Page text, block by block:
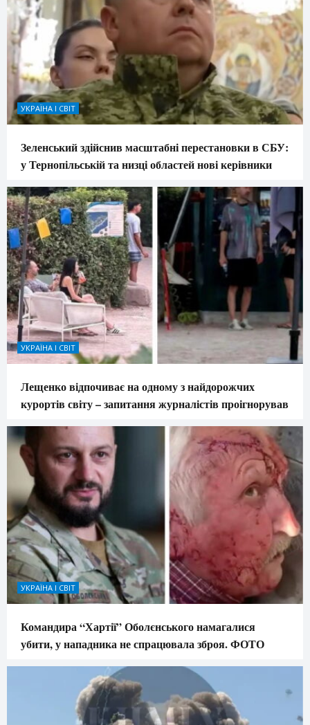
УКРАЇНА І СВІТ
Зеленський здійснив масштабні перестановки в СБУ:
у Тернопільській та низці областей нові керівники
УКРАЇНА І СВІТ
Лещенко відпочиває на одному з найдорожчих
курортів світу – запитання журналістів проігнорував
УКРАЇНА І СВІТ
Командира “Хартії” Оболєнського намагалися
убити, у нападника не спрацювала зброя. ФОТО